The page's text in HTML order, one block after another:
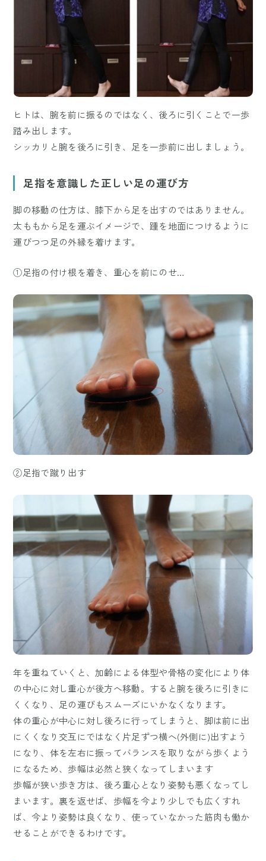
ヒトは、腕を前に振るのではなく、後ろに引くことで一歩
踏み出します。
シッカリと腕を後ろに引き、足を一歩前に出しましょう。
足指を意識した正しい足の運び方
脚の移動の仕方は、膝下から足を出すのではありません。
太ももから足を運ぶイメージで、踵を地面につけるように
運びつつ足の外縁を着けます。
①足指の付け根を着き、重心を前にのせ…
②足指で蹴り出す
年を重ねていくと、加齢による体型や骨格の変化により体
の中心に対し重心が後方へ移動。すると腕を後ろに引きに
くくなり、足の運びもスムーズにいかなくなります。
体の重心が中心に対し後ろに行ってしまうと、脚は前に出
にくくなり交互にではなく片足ずつ横へ(外側に)出すよう
になり、体を左右に振ってバランスを取りながら歩くよう
になるため、歩幅は必然と狭くなってしまいます
歩幅が狭い歩き方は、後ろ重心となり姿勢も悪くなってし
まいます。裏を返せば、歩幅を今より少しでも広くすれ
ば、今より姿勢は良くなり、使っていなかった筋肉も働か
せることができるわけです。